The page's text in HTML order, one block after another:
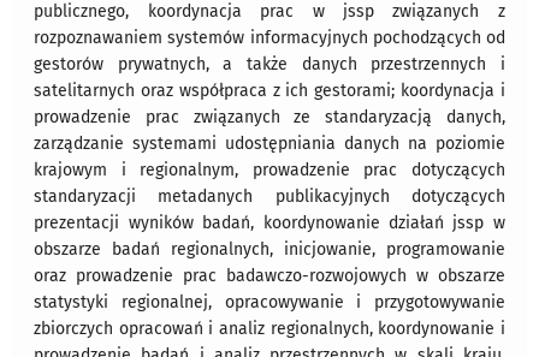
publicznego, koordynacja prac w jssp związanych z
rozpoznawaniem systemów informacyjnych pochodzących od
gestorów prywatnych, a także danych przestrzennych i
satelitarnych oraz współpraca z ich gestorami; koordynacja i
prowadzenie prac związanych ze standaryzacją danych,
zarządzanie systemami udostępniania danych na poziomie
krajowym i regionalnym, prowadzenie prac dotyczących
standaryzacji metadanych publikacyjnych dotyczących
prezentacji wyników badań, koordynowanie działań jssp w
obszarze badań regionalnych, inicjowanie, programowanie
oraz prowadzenie prac badawczo-rozwojowych w obszarze
statystyki regionalnej, opracowywanie i przygotowywanie
zbiorczych opracowań i analiz regionalnych, koordynowanie i